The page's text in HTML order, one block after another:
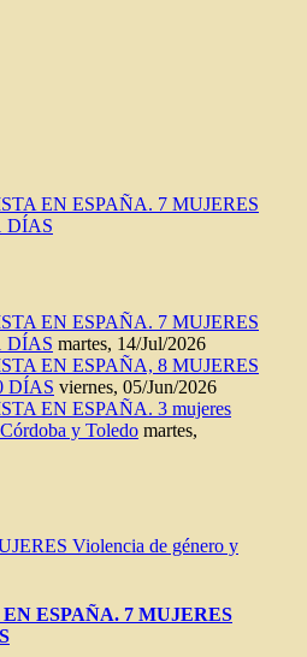
EN ESPAÑA. 7 MUJERES
DÍAS
EN ESPAÑA. 7 MUJERES
DÍAS martes, 14/Jul/2026
EN ESPAÑA, 8 MUJERES
DÍAS viernes, 05/Jun/2026
EN ESPAÑA. 3 mujeres
y Toledo martes,
Violencia de género y
ESPAÑA. 7 MUJERES